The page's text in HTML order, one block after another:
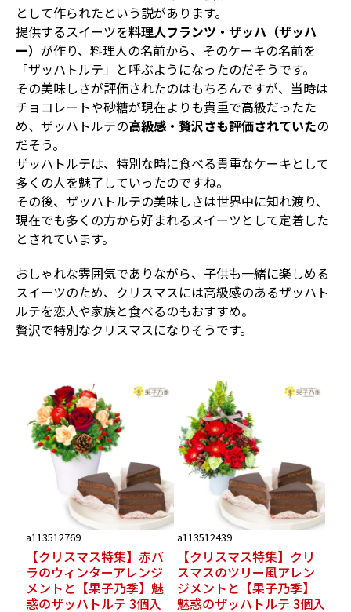
として作られたという説があります。
提供するスイーツを料理人フランツ・ザッハ（ザッハ
ー） が作り、料理人の名前から、そのケーキの名前を
「ザッハトルテ」と呼ぶようになったのだそうです。
その美味しさが評価されたのはもちろんですが、当時は
チョコレートや砂糖が現在よりも貴重で高級だったた
め、ザッハトルテの高級感・贅沢さも評価されていたの
だそう。
ザッハトルテは、特別な時に食べる貴重なケーキとして
多くの人を魅了していったのですね。
その後、ザッハトルテの美味しさは世界中に知れ渡り、
現在でも多くの方から好まれるスイーツとして定着した
とされています。
おしゃれな雰囲気でありながら、子供も一緒に楽しめる
スイーツのため、クリスマスには高級感のあるザッハト
ルテを恋人や家族と食べるのもおすすめ。
贅沢で特別なクリスマスになりそうです。
a113512769
【クリスマス特集】赤バ
ラのウィンターアレンジ
メントと【果子乃季】魅
惑のザッハトルテ 3個入
a113512439
【クリスマス特集】クリ
スマスのツリー風アレン
ジメントと【果子乃季】
魅惑のザッハトルテ 3個入